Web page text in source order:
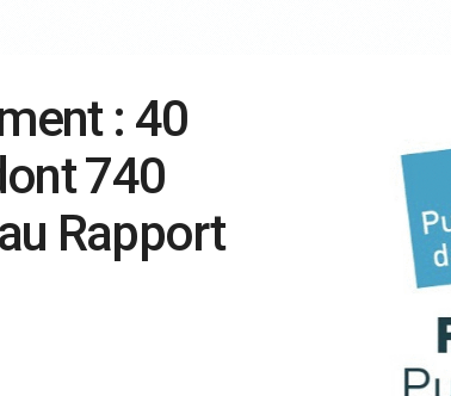
: 40
740
Rapport